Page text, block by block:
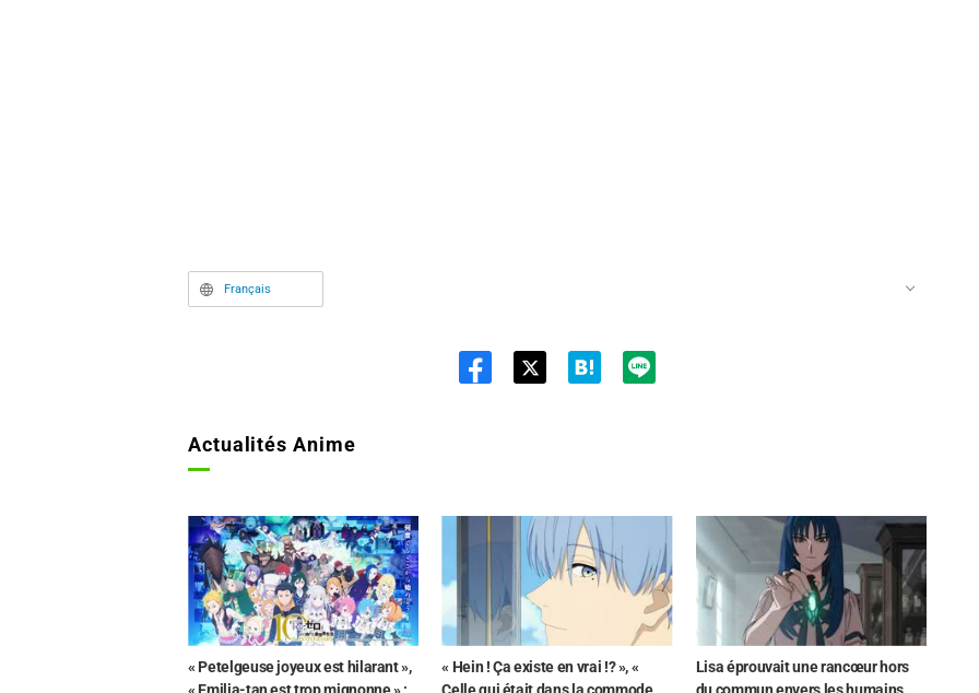
Français
Actualités Anime
« Petelgeuse joyeux est hilarant »,
« Hein ! Ça existe en vrai !? », «
Lisa éprouvait une rancœur hors